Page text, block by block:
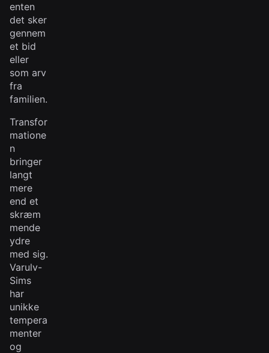
enten
det sker
gennem
et bid
eller
som arv
fra
familien.
Transfor
matione
n
bringer
langt
mere
end et
skræm
mende
ydre
med sig.
Varulv-
Sims
har
unikke
tempera
menter
og